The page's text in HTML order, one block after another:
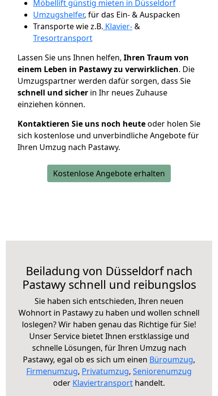
Möbellift günstig mieten in Düsseldorf
Umzugshelfer, für das Ein- & Auspacken
Transporte wie z.B. Klavier-&
Tresortransport
Lassen Sie uns Ihnen helfen, Ihren Traum von
einem Leben in Pastawy zu verwirklichen. Die
Umzugspartner werden dafür sorgen, dass Sie
schnell und sicher in Ihr neues Zuhause
einziehen können.
Kontaktieren Sie uns noch heuteoder holen Sie
sich kostenlose und unverbindliche Angebote für
Ihren Umzug nach Pastawy.
Kostenlose Angebote erhalten
Beiladung von Düsseldorf nach
Pastawy schnell und reibungslos
Sie haben sich entschieden, Ihren neuen
Wohnort in Pastawy zu haben und wollen schnell
loslegen? Wir haben genau das Richtige für Sie!
Unser Service bietet Ihnen erstklassige und
schnelle Lösungen, für Ihren Umzug nach
Pastawy, egal ob es sich um einen Büroumzug,
Firmenumzug, Privatumzug, Seniorenumzug
oder Klaviertransport handelt.